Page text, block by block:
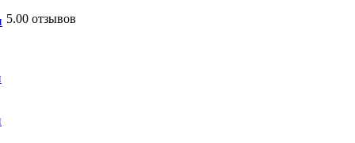
5.00 отзывов